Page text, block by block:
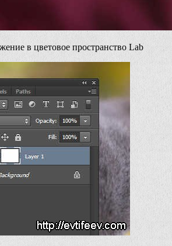
в цветовое пространство Lab